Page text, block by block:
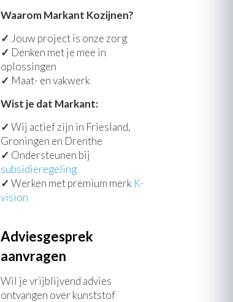
Waarom Markant Kozijnen?
✓ Jouw project is onze zorg
✓ Denken met je mee in
oplossingen
✓ Maat- en vakwerk
Wist je dat Markant:
✓ Wij actief zijn in Friesland,
Groningen en Drenthe
✓ Ondersteunen bij
subsidieregeling
✓ Werken met premium merk K-
vision
Adviesgesprek
aanvragen
Wil je vrijblijvend advies
ontvangen over kunststof